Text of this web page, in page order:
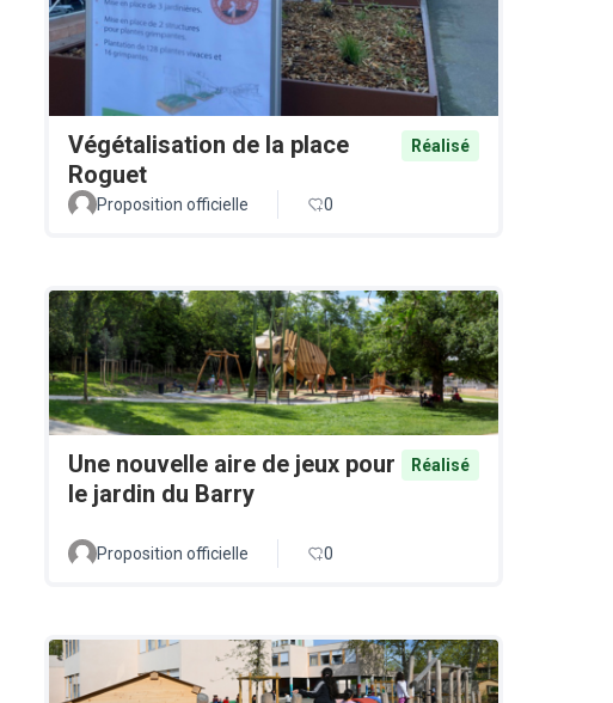
Végétalisation de la place
Roguet
Réalisé
Proposition officielle 0
Une nouvelle aire de jeux pour
le jardin du Barry
Réalisé
Proposition officielle 0